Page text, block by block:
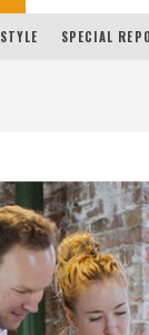
STYLE SPECIAL